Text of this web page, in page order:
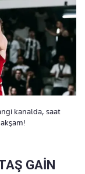
kanalda, saat
GAİN